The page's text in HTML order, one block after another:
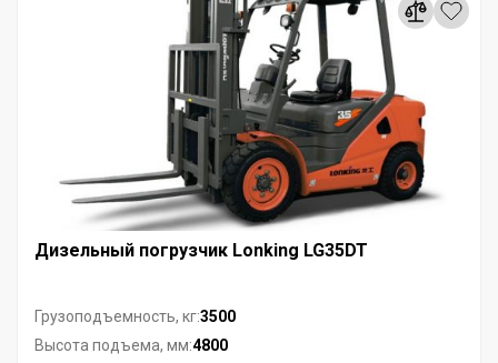
Дизельный погрузчик Lonking LG35DT
Грузоподъемность, кг:3500
Высота подъема, мм:4800